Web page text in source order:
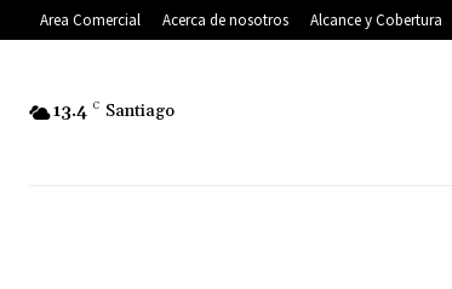
Area Comercial Acerca de nosotros Alcance y Cobertura
13.4 C Santiago